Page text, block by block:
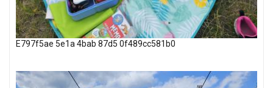
E797f5ae 5e1a 4bab 87d5 0f489cc581b0